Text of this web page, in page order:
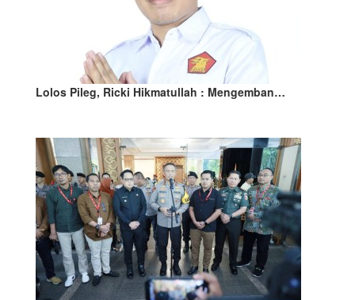
Lolos Pileg, Ricki Hikmatullah : Mengemban…